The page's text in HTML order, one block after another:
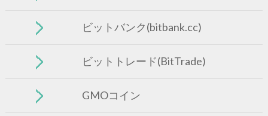
ビットバンク(bitbank.cc)
ビットトレード(BitTrade)
GMOコイン